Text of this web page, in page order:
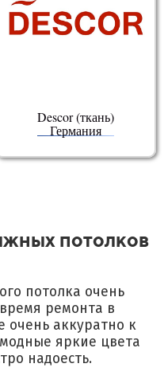
Descor (ткань)
Германия
потолков
потолка очень
ремонта в
очень аккуратно к
яркие цвета
надоесть.